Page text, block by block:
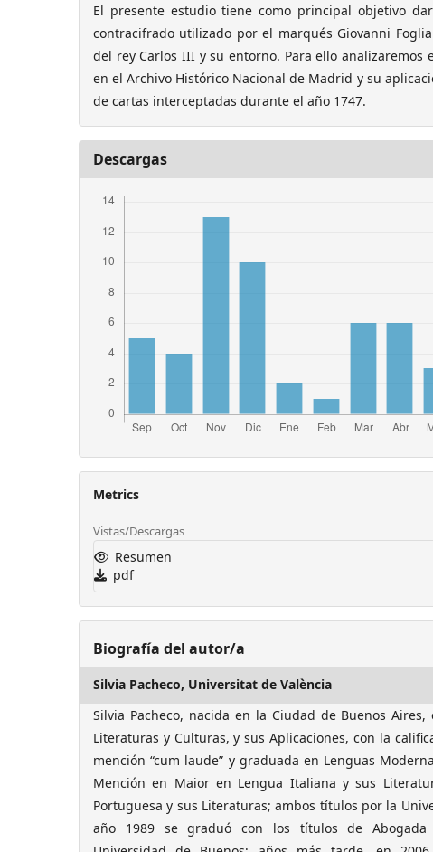
El presente estudio tiene como principal objetivo
contracifrado utilizado por el marqués Giovanni
del rey Carlos III y su entorno. Para ello analizaremos
en el Archivo Histórico Nacional de Madrid y su
de cartas interceptadas durante el año 1747.
Descargas
Metrics
Vistas/Descargas
Resumen
pdf
Biografía del autor/a
Silvia Pacheco, Universitat de València
Silvia Pacheco, nacida en la Ciudad de Buenos Aires,
Literaturas y Culturas, y sus Aplicaciones, con la
mención “cum laude” y graduada en Lenguas
Mención en Maior en Lengua Italiana y sus
Portuguesa y sus Literaturas; ambos títulos por la
año 1989 se graduó con los títulos de